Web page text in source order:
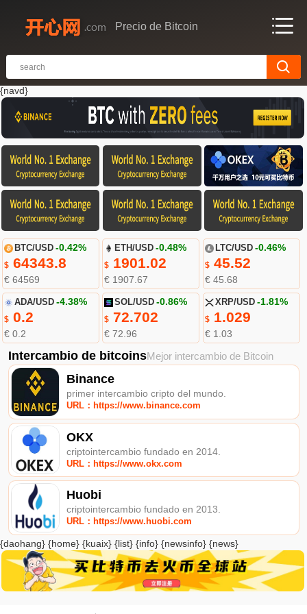
Precio de Bitcoin
{navd}
BTC/USD -0.42%
$64343.8
€ 64569
ETH/USD -0.48%
$ 1901.02
€ 1907.67
LTC/USD -0.46%
$45.52
€ 45.68
ADA/USD -4.38%
$0.2
€ 0.2
SOL/USD -0.86%
$ 72.702
€ 72.96
XRP/USD -1.81%
$1.029
€ 1.03
Intercambio de bitcoinsMejor intercambio de Bitcoin
Binance
primer intercambio cripto del mundo.
URL：https://www.binance.com
OKX
criptointercambio fundado en 2014.
URL：https://www.okx.com
Huobi
criptointercambio fundado en 2013.
URL：https://www.huobi.com
{daohang} {home} {kuaix} {list} {info} {newsinfo} {news}